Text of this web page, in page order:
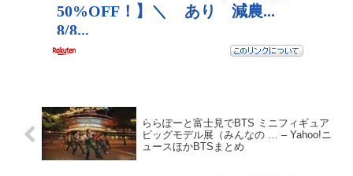
ららぽーと富士見でBTS ミニフィギュア
ビッグモデル展（みんなの … – Yahoo!ニ
ュースほかBTSまとめ